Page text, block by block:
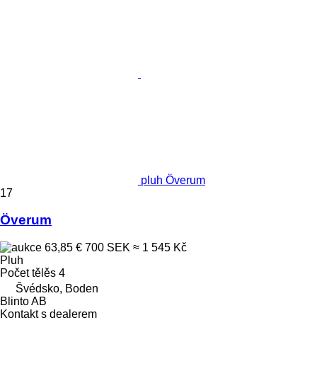
pluh Överum
17
Överum
63,85 € 700 SEK ≈ 1 545 Kč
Pluh
Počet tělěs 4
Švédsko, Boden
Blinto AB
Kontakt s dealerem